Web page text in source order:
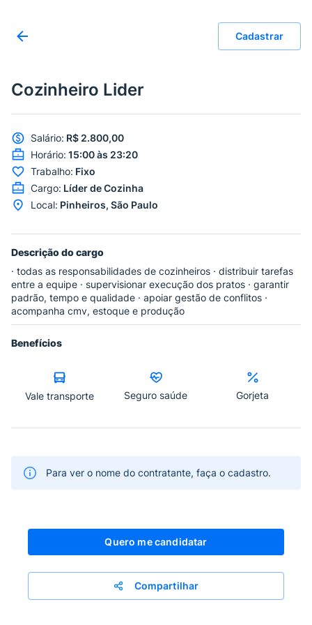
Cadastrar
Cozinheiro Lider
Salário: R$ 2.800,00
Horário: 15:00 às 23:20
Trabalho: Fixo
Cargo: Líder de Cozinha
Local: Pinheiros, São Paulo
Descrição do cargo
· todas as responsabilidades de cozinheiros · distribuir tarefas
entre a equipe · supervisionar execução dos pratos · garantir
padrão, tempo e qualidade · apoiar gestão de conflitos ·
acompanha cmv, estoque e produção
Benefícios
Vale transporte Seguro saúde Gorjeta
Para ver o nome do contratante, faça o cadastro.
Quero me candidatar
Compartilhar